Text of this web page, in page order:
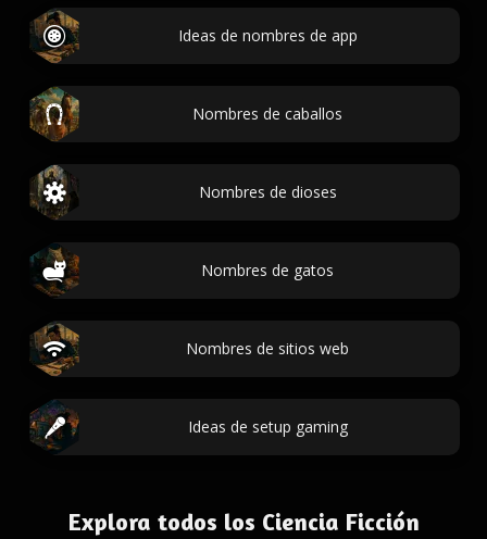
Ideas de nombres de app
Nombres de caballos
Nombres de dioses
Nombres de gatos
Nombres de sitios web
Ideas de setup gaming
Explora todos los Ciencia Ficción